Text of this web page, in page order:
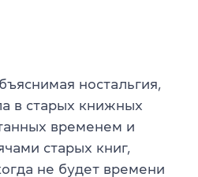
ностальгия,
в старых книжных
временем и
старых книг,
не будет времени